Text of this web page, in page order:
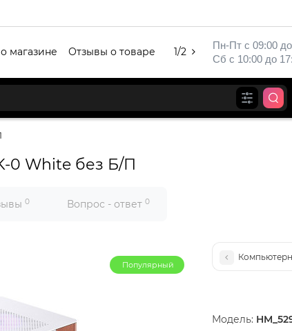
Пн-Пт с 09:00
Сб с 10:00 до
1/2
магазине Отзывы о товаре
0 White без Б/П
0 Вопрос - ответ 0
Популярный
Модель: